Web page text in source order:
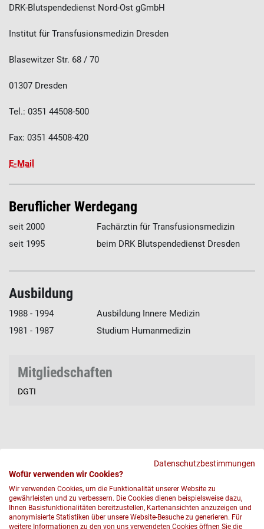
DRK-Blutspendedienst Nord-Ost gGmbH
Institut für Transfusionsmedizin Dresden
Blasewitzer Str. 68 / 70
01307 Dresden
Tel.: 0351 44508-500
Fax: 0351 44508-420
E-Mail
Beruflicher Werdegang
seit 2000
Fachärztin für Transfusionsmedizin
seit 1995
beim DRK Blutspendedienst Dresden
Ausbildung
1988 - 1994
Ausbildung Innere Medizin
1981 - 1987
Studium Humanmedizin
Mitgliedschaften
DGTI
Datenschutzbestimmungen
Wofür verwenden wir Cookies?
Wir verwenden Cookies, um die Funktionalität unserer Website zu
gewährleisten und zu verbessern. Die Cookies dienen beispielsweise dazu,
Ihnen Basisfunktionalitäten bereitzustellen, Kartenansichten anzuzeigen und
anonymisierte Statistiken über unsere Website-Besuche zu generieren. Für
weitere Informationen zu den von uns verwendeten Cookies öffnen Sie die